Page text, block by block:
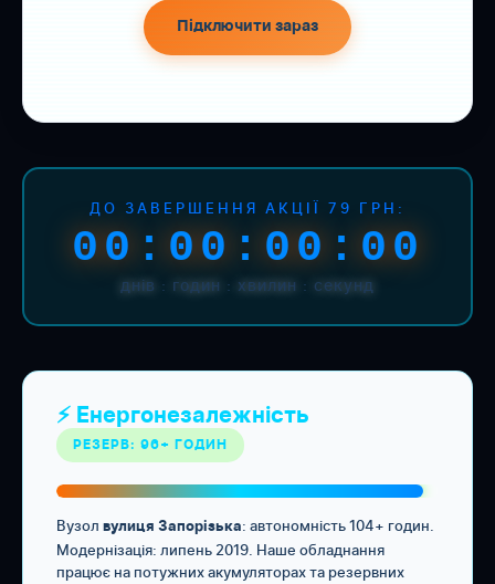
Підключити зараз
ДО ЗАВЕРШЕННЯ АКЦІЇ 79 ГРН:
00:00:00:00
днів : годин : хвилин : секунд
⚡ Енергонезалежність
РЕЗЕРВ: 96+ ГОДИН
Вузол вулиця Запорізька: автономність 104+ годин.
Модернізація: липень 2019. Наше обладнання
працює на потужних акумуляторах та резервних